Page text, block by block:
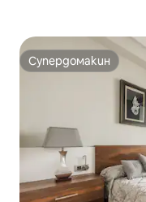
Супердомакин
Супердомакин